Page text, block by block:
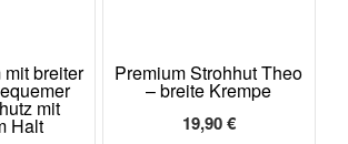
breiter
mit
Halt
Premium Strohhut Theo
– breite Krempe
19,90€